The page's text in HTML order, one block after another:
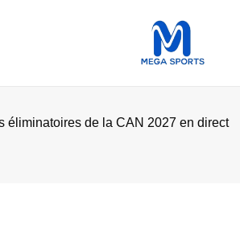
éliminatoires de la CAN 2027 en direct